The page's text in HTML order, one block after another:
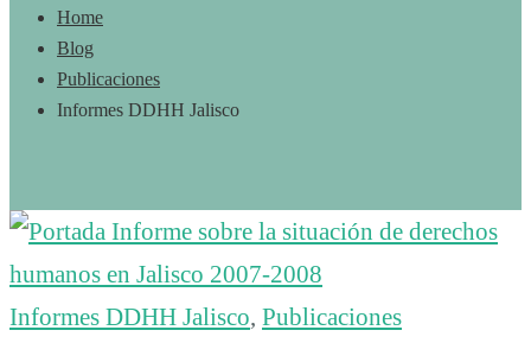
Home
Blog
Publicaciones
Informes DDHH Jalisco
Informes DDHH Jalisco, Publicaciones